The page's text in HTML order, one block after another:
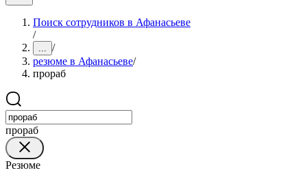
Поиск сотрудников в Афанасьеве
/
... /
резюме в Афанасьеве/
прораб
прораб
Резюме